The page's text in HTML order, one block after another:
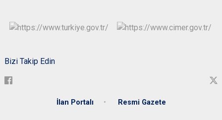
Bizi Takip Edin
İlan Portalı Resmi Gazete